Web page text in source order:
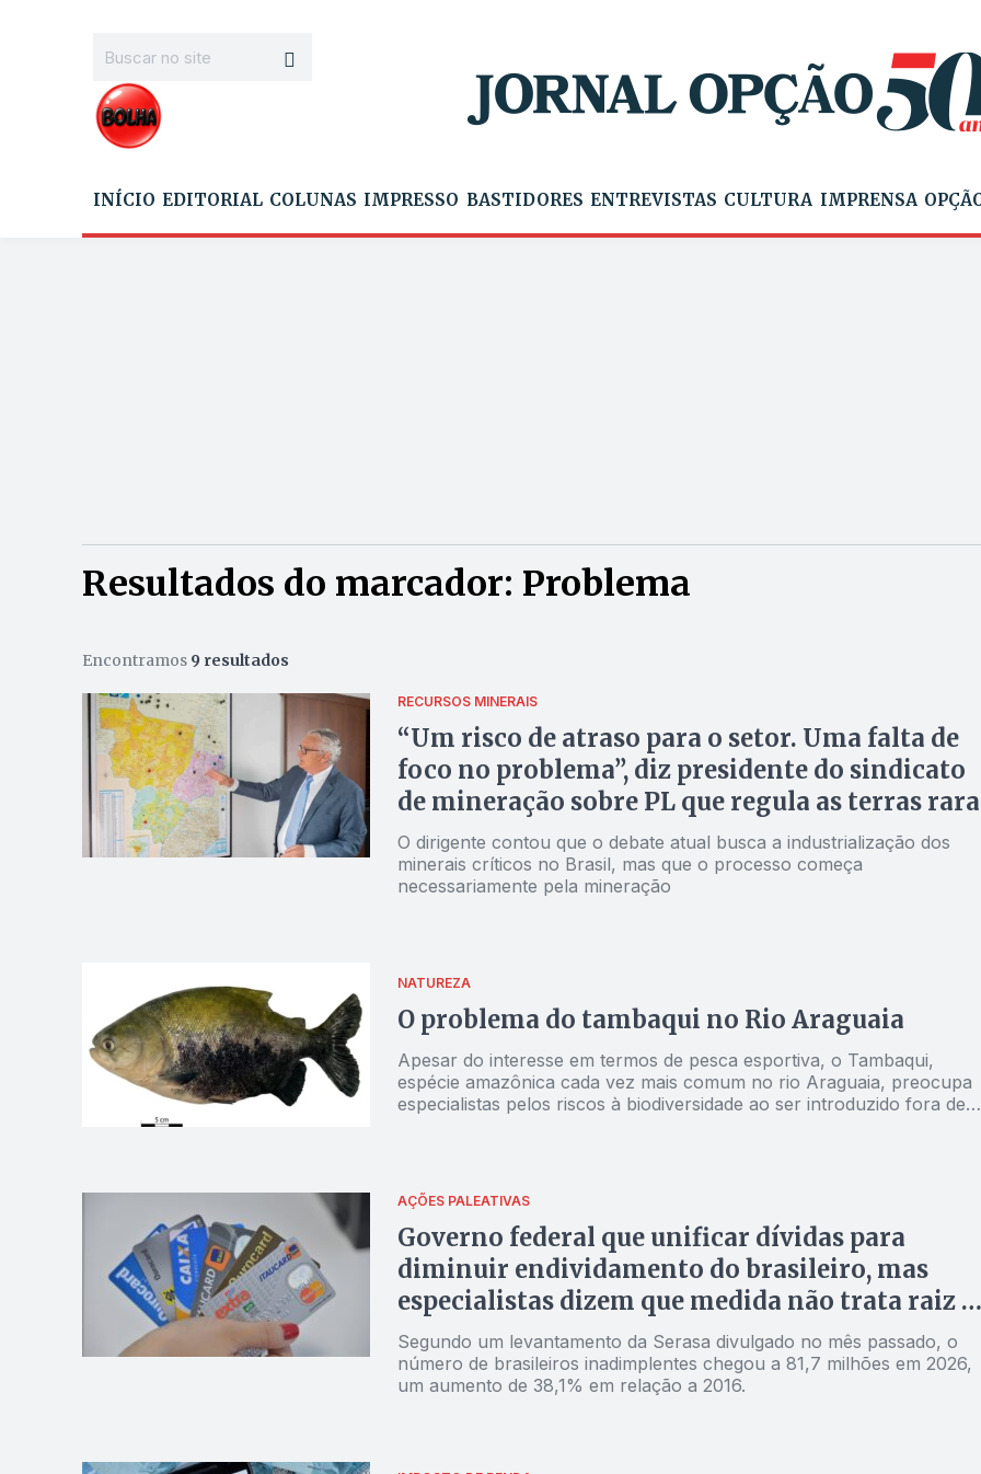
INÍCIO EDITORIAL COLUNAS IMPRESSO BASTIDORES ENTREVISTAS CULTURA IMPRENSA
Resultados do marcador: Problema
Encontramos 9 resultados
RECURSOS MINERAIS
“Um risco de atraso para o setor. Uma falta de
foco no problema”, diz presidente do sindicato
de mineração sobre PL que regula as terras
O dirigente contou que o debate atual busca a industrialização dos
minerais críticos no Brasil, mas que o processo começa
necessariamente pela mineração
NATUREZA
O problema do tambaqui no Rio Araguaia
Apesar do interesse em termos de pesca esportiva, o Tambaqui,
espécie amazônica cada vez mais comum no rio Araguaia, preocupa
especialistas pelos riscos à biodiversidade ao ser introduzido fora de
AÇÕES PALEATIVAS
Governo federal que unificar dívidas para
diminuir endividamento do brasileiro, mas
especialistas dizem que medida não trata raiz
problema
Segundo um levantamento da Serasa divulgado no mês passado, o
número de brasileiros inadimplentes chegou a 81,7 milhões em 2026,
um aumento de 38,1% em relação a 2016.